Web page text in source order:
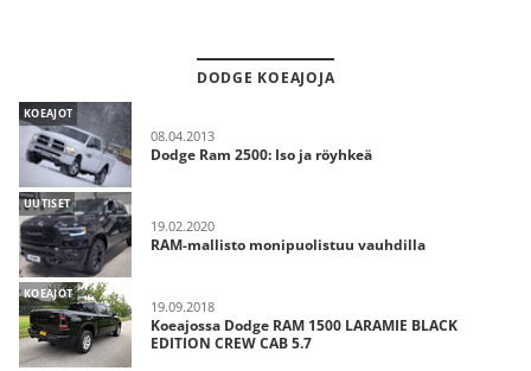
DODGE KOEAJOJA
KOEAJOT
08.04.2013
Dodge Ram 2500: Iso ja röyhkeä
UUTISET
19.02.2020
RAM-mallisto monipuolistuu vauhdilla
KOEAJOT
19.09.2018
Koeajossa Dodge RAM 1500 LARAMIE BLACK
EDITION CREW CAB 5.7